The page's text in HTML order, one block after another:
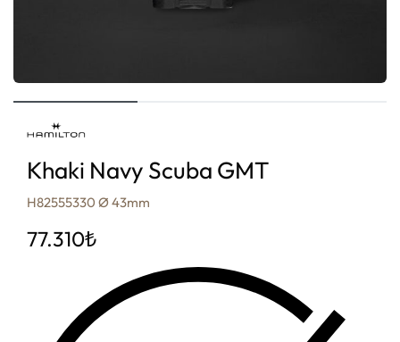
Khaki Navy Scuba GMT
H82555330 Ø 43mm
77.310₺